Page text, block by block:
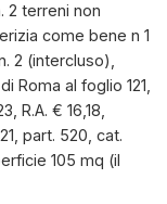
2 terreni non
come bene n 1
2 (intercluso),
Roma al foglio 121,
R.A. € 16,18,
part. 520, cat.
105 mq (il